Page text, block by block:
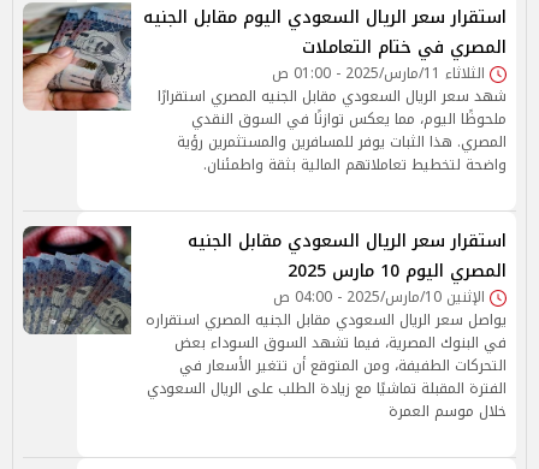
استقرار سعر الريال السعودي اليوم مقابل الجنيه
المصري في ختام التعاملات
الثلاثاء 11/مارس/2025 - 01:00 ص
شهد سعر الريال السعودي مقابل الجنيه المصري استقرارًا
ملحوظًا اليوم، مما يعكس توازنًا في السوق النقدي
المصري. هذا الثبات يوفر للمسافرين والمستثمرين رؤية
واضحة لتخطيط تعاملاتهم المالية بثقة واطمئنان.
استقرار سعر الريال السعودي مقابل الجنيه
المصري اليوم 10 مارس 2025
الإثنين 10/مارس/2025 - 04:00 ص
يواصل سعر الريال السعودي مقابل الجنيه المصري استقراره
في البنوك المصرية، فيما تشهد السوق السوداء بعض
التحركات الطفيفة، ومن المتوقع أن تتغير الأسعار في
الفترة المقبلة تماشيًا مع زيادة الطلب على الريال السعودي
خلال موسم العمرة